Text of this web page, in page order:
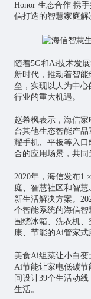
Honor 生态合作 携
信打造的智慧家庭解
随着5G和Ai技术发
新时代，推动着智
垒，实现以人为中
行业的重大机遇。
赵希枫表示，海信家
台其他生态智能产
耀手机、平板等入
合的应用场景，共同
2020年，海信发布1
庭、智慧社区和智慧
新生活解决方案。
个智能系统的海信智
围绕冰箱、洗衣机
康、节能的Ai管家式
美食Ai组菜让小白
Ai节能让家电低碳
间设计39个生活动
生活。